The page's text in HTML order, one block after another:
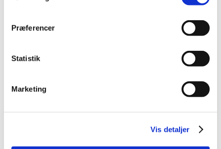
Præferencer
Statistik
Marketing
Vis detaljer
2023